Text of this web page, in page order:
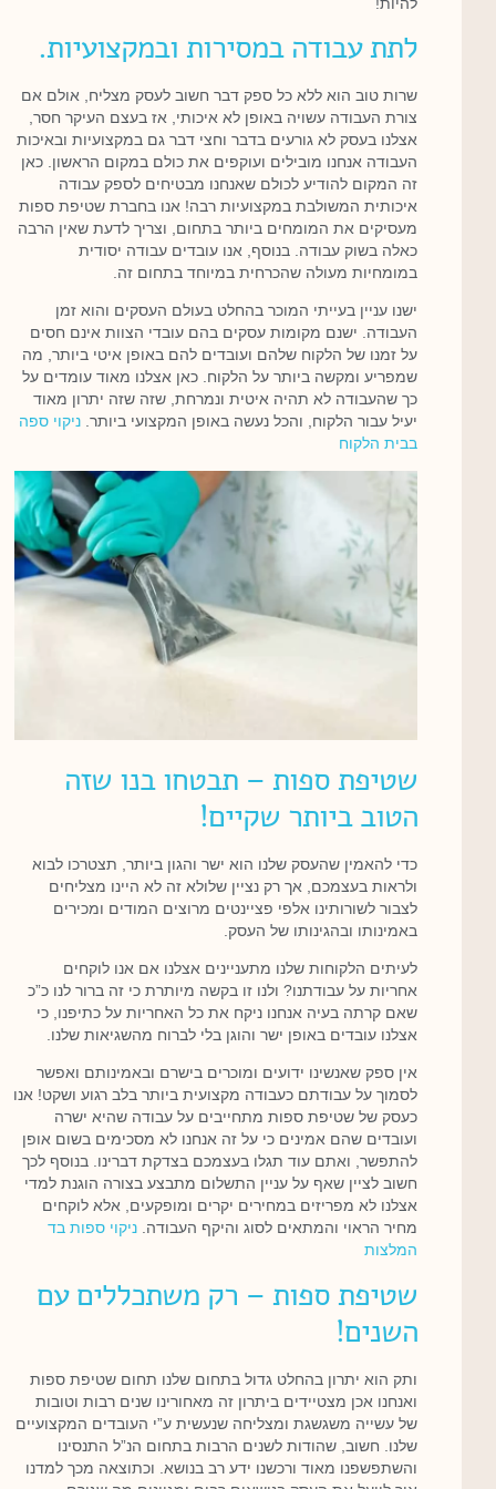
לתת עבודה במסירות ובמקצועיות.
שרות טוב הוא ללא כל ספק דבר חשוב לעסק מצליח, אולם אם
צורת העבודה עשויה באופן לא איכותי, אז בעצם העיקר חסר,
אצלנו בעסק לא גורעים בדבר וחצי דבר גם במקצועיות ובאיכות
העבודה אנחנו מובילים ועוקפים את כולם במקום הראשון. כאן
זה המקום להודיע לכולם שאנחנו מבטיחים לספק עבודה
איכותית המשולבת במקצועיות רבה! אנו בחברת שטיפת ספות
מעסיקים את המומחים ביותר בתחום, וצריך לדעת שאין הרבה
כאלה בשוק עבודה. בנוסף, אנו עובדים עבודה יסודית
במומחיות מעולה שהכרחית במיוחד בתחום זה.
ישנו עניין בעייתי המוכר בהחלט בעולם העסקים והוא זמן
העבודה. ישנם מקומות עסקים בהם עובדי הצוות אינם חסים
על זמנו של הלקוח שלהם ועובדים להם באופן איטי ביותר, מה
שמפריע ומקשה ביותר על הלקוח. כאן אצלנו מאוד עומדים על
כך שהעבודה לא תהיה איטית ונמרחת, שזה שזה יתרון מאוד
יעיל עבור הלקוח, והכל נעשה באופן המקצועי ביותר. ניקוי ספה
בבית הלקוח
שטיפת ספות – תבטחו בנו שזה
הטוב ביותר שקיים!
כדי להאמין שהעסק שלנו הוא ישר והגון ביותר, תצטרכו לבוא
ולראות בעצמכם, אך רק נציין שלולא זה לא היינו מצליחים
לצבור לשורותינו אלפי פציינטים מרוצים המודים ומכירים
באמינותו ובהגינותו של העסק.
לעיתים הלקוחות שלנו מתעניינים אצלנו אם אנו לוקחים
אחריות על עבודתנו? ולנו זו בקשה מיותרת כי זה ברור לנו כ”כ
שאם קרתה בעיה אנחנו ניקח את כל האחריות על כתיפנו, כי
אצלנו עובדים באופן ישר והוגן בלי לברוח מהשגיאות שלנו.
אין ספק שאנשינו ידועים ומוכרים בישרם ובאמינותם ואפשר
לסמוך על עבודתם כעבודה מקצועית ביותר בלב רגוע ושקט! אנו
כעסק של שטיפת ספות מתחייבים על עבודה שהיא ישרה
ועובדים שהם אמינים כי על זה אנחנו לא מסכימים בשום אופן
להתפשר, ואתם עוד תגלו בעצמכם בצדקת דברינו. בנוסף לכך
חשוב לציין שאף על עניין התשלום מתבצע בצורה הוגנת למדי
אצלנו לא מפריזים במחירים יקרים ומופקעים, אלא לוקחים
מחיר הראוי והמתאים לסוג והיקף העבודה. ניקוי ספות בד
המלצות
שטיפת ספות – רק משתכללים עם
השנים!
ותק הוא יתרון בהחלט גדול בתחום שלנו תחום שטיפת ספות
ואנחנו אכן מצטיידים ביתרון זה מאחורינו שנים רבות וטובות
של עשייה משגשגת ומצליחה שנעשית ע”י העובדים המקצועיים
שלנו. חשוב, שהודות לשנים הרבות בתחום הנ”ל התנסינו
והשתפשפנו מאוד ורכשנו ידע רב בנושא. וכתוצאה מכך למדנו